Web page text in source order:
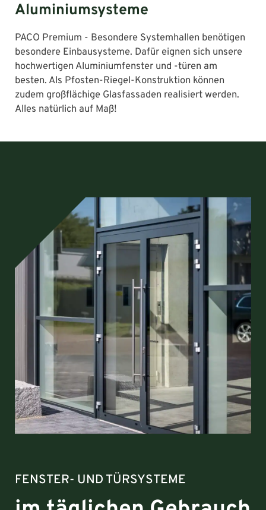
Aluminiumsysteme
PACO Premium - Besondere Systemhallen benötigen
besondere Einbausysteme. Dafür eignen sich unsere
hochwertigen Aluminiumfenster und -türen am
besten. Als Pfosten-Riegel-Konstruktion können
zudem großflächige Glasfassaden realisiert werden.
Alles natürlich auf Maß!
FENSTER- UND TÜRSYSTEME